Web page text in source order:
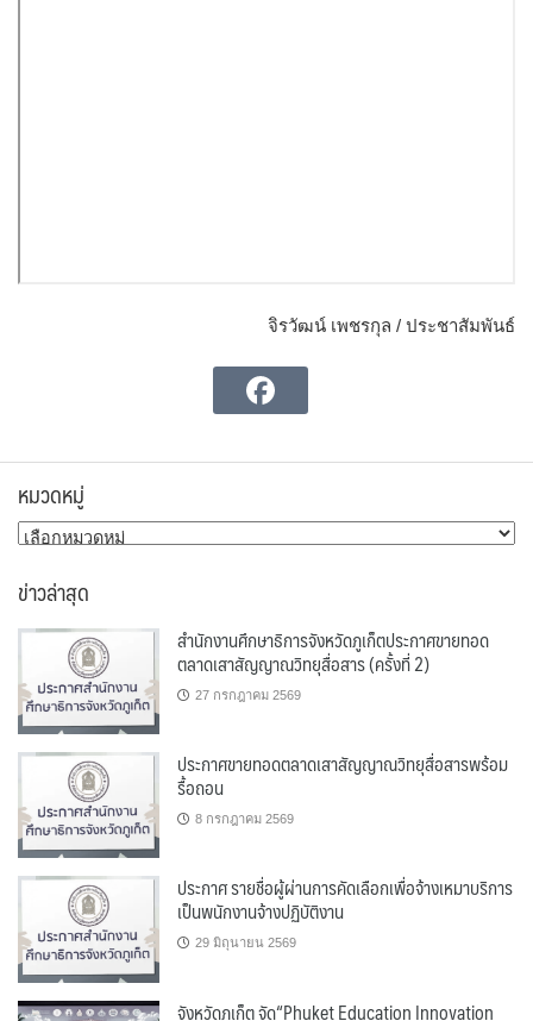
จิรวัฒน์ เพชรกุล / ประชาสัมพันธ์
หมวดหมู่
หมวด
ข่าวล่าสุด
สำนักงานศึกษาธิการจังหวัดภูเก็ตประกาศขายทอด
ตลาดเสาสัญญาณวิทยุสื่อสาร (ครั้งที่ 2)
27 กรกฎาคม 2569
ประกาศขายทอดตลาดเสาสัญญาณวิทยุสื่อสารพร้อม
รื้อถอน
8 กรกฎาคม 2569
ประกาศ รายชื่อผู้ผ่านการคัดเลือกเพื่อจ้างเหมาบริการ
เป็นพนักงานจ้างปฏิบัติงาน
29 มิถุนายน 2569
จังหวัดภูเก็ต จัด“Phuket Education Innovation